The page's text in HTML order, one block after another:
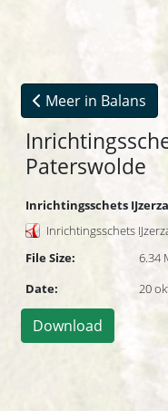
Meer in Balans
Paterswolde
Inrichtingsschets
Inrichtingsschets
File Size:
6.34
Date:
20